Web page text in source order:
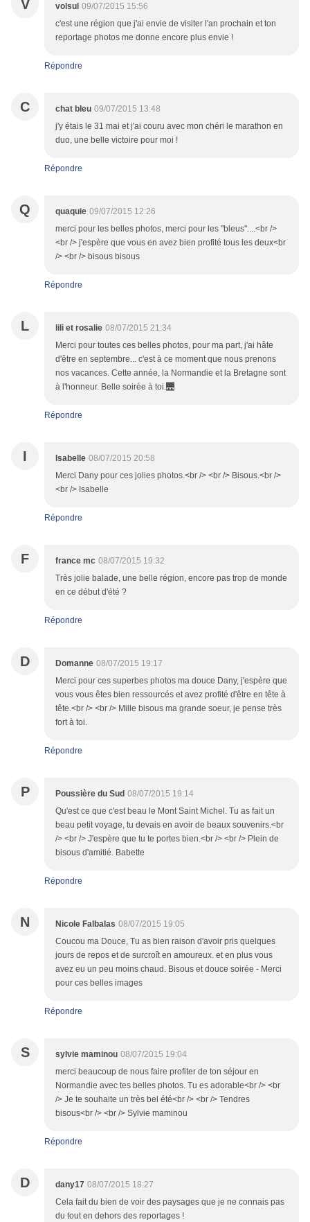
V volsul 09/07/2015 15:56
c'est une région que j'ai envie de visiter l'an prochain et ton
reportage photos me donne encore plus envie !
Répondre
C chat bleu 09/07/2015 13:48
j'y étais le 31 mai et j'ai couru avec mon chéri le marathon en
duo, une belle victoire pour moi !
Répondre
Q quaquie 09/07/2015 12:26
merci pour les belles photos, merci pour les "bleus"....<br />
<br /> j'espère que vous en avez bien profité tous les deux<br
/> <br /> bisous bisous
Répondre
L lili et rosalie 08/07/2015 21:34
Merci pour toutes ces belles photos, pour ma part, j'ai hâte
d'être en septembre... c'est à ce moment que nous prenons
nos vacances. Cette année, la Normandie et la Bretagne sont
à l'honneur. Belle soirée à toi.🌉
Répondre
I Isabelle 08/07/2015 20:58
Merci Dany pour ces jolies photos.<br /> <br /> Bisous.<br />
<br /> Isabelle
Répondre
F france mc 08/07/2015 19:32
Très jolie balade, une belle région, encore pas trop de monde
en ce début d'été ?
Répondre
D Domanne 08/07/2015 19:17
Merci pour ces superbes photos ma douce Dany, j'espère que
vous vous êtes bien ressourcés et avez profité d'être en tête à
tête.<br /> <br /> Mille bisous ma grande soeur, je pense très
fort à toi.
Répondre
P Poussière du Sud 08/07/2015 19:14
Qu'est ce que c'est beau le Mont Saint Michel. Tu as fait un
beau petit voyage, tu devais en avoir de beaux souvenirs.<br
/> <br /> J'espère que tu te portes bien.<br /> <br /> Plein de
bisous d'amitié. Babette
Répondre
N Nicole Falbalas 08/07/2015 19:05
Coucou ma Douce, Tu as bien raison d'avoir pris quelques
jours de repos et de surcroît en amoureux. et en plus vous
avez eu un peu moins chaud. Bisous et douce soirée - Merci
pour ces belles images
Répondre
S sylvie maminou 08/07/2015 19:04
merci beaucoup de nous faire profiter de ton séjour en
Normandie avec tes belles photos. Tu es adorable<br /> <br
/> Je te souhaite un très bel été<br /> <br /> Tendres
bisous<br /> <br /> Sylvie maminou
Répondre
D dany17 08/07/2015 18:27
Cela fait du bien de voir des paysages que je ne connais pas
du tout en dehors des reportages !